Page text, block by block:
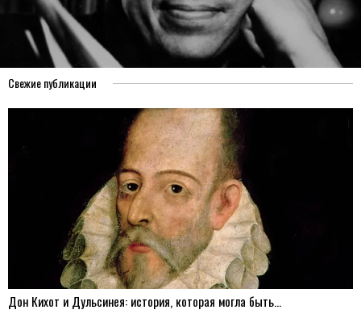
Свежие публикации
Дон Кихот и Дульсинея: история, которая могла быть…